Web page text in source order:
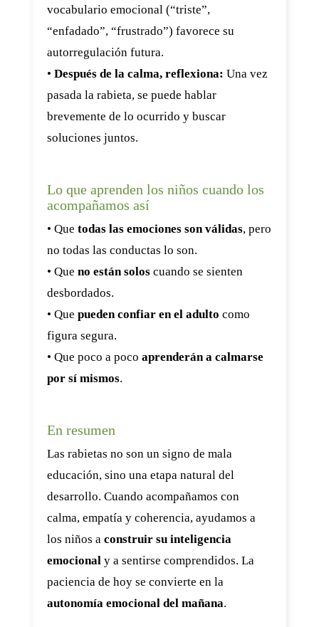
vocabulario emocional (“triste”,
“enfadado”, “frustrado”) favorece su
autorregulación futura.
• Después de la calma, reflexiona: Una vez
pasada la rabieta, se puede hablar
brevemente de lo ocurrido y buscar
soluciones juntos.
Lo que aprenden los niños cuando los
acompañamos así
• Que todas las emociones son válidas, pero
no todas las conductas lo son.
• Que no están solos cuando se sienten
desbordados.
• Que pueden confiar en el adulto como
figura segura.
• Que poco a poco aprenderán a calmarse
por sí mismos.
En resumen
Las rabietas no son un signo de mala
educación, sino una etapa natural del
desarrollo. Cuando acompañamos con
calma, empatía y coherencia, ayudamos a
los niños a construir su inteligencia
emocional y a sentirse comprendidos. La
paciencia de hoy se convierte en la
autonomía emocional del mañana.